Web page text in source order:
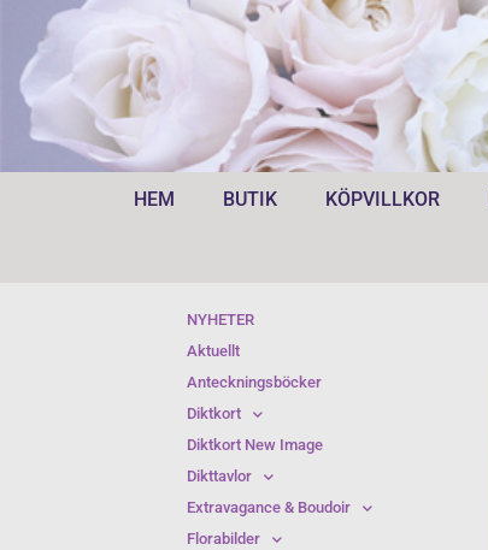
HEM BUTIK KÖPVILLKOR
NYHETER
Aktuellt
Anteckningsböcker
Diktkort
Diktkort New Image
Dikttavlor
Extravagance & Boudoir
Florabilder